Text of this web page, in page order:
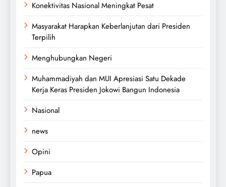
Konektivitas Nasional Meningkat Pesat
Masyarakat Harapkan Keberlanjutan dari Presiden
Terpilih
Menghubungkan Negeri
Muhammadiyah dan MUI Apresiasi Satu Dekade
Kerja Keras Presiden Jokowi Bangun Indonesia
Nasional
news
Opini
Papua